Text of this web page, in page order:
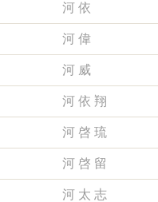
河 依
河 偉
河 威
河 依 翔
河 啓 琉
河 啓 留
河 太 志